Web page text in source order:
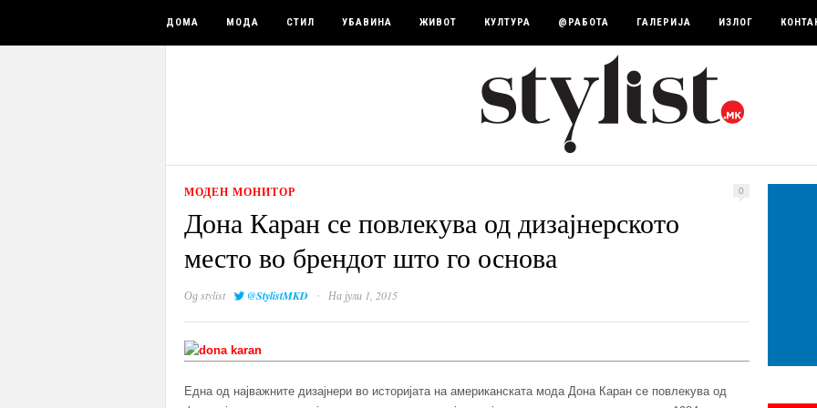
ДОМА МОДА СТИЛ УБАВИНА ЖИВОТ КУЛТУРА @РАБОТА ГАЛЕРИЈА ИЗЛОГ
МОДЕН МОНИТОР 0
Дона Каран се повлекува од дизајнерското
место во брендот што го основа
Одstylist @StylistMKD · На јули 1, 2015
Една од најважните дизајнери во историјата на американската мода Дона Каран се повлекува од